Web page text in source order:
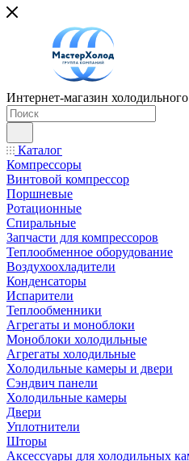
Интернет-магазин
Каталог
Компрессоры
Винтовой компрессор
Поршневые
Ротационные
Спиральные
Запчасти для компрессоров
Теплообменное оборудование
Воздухоохладители
Конденсаторы
Испарители
Теплообменники
Агрегаты и моноблоки
Моноблоки холодильные
Агрегаты холодильные
Холодильные камеры и двери
Сэндвич панели
Холодильные камеры
Двери
Уплотнители
Шторы
Аксессуары для холодильных